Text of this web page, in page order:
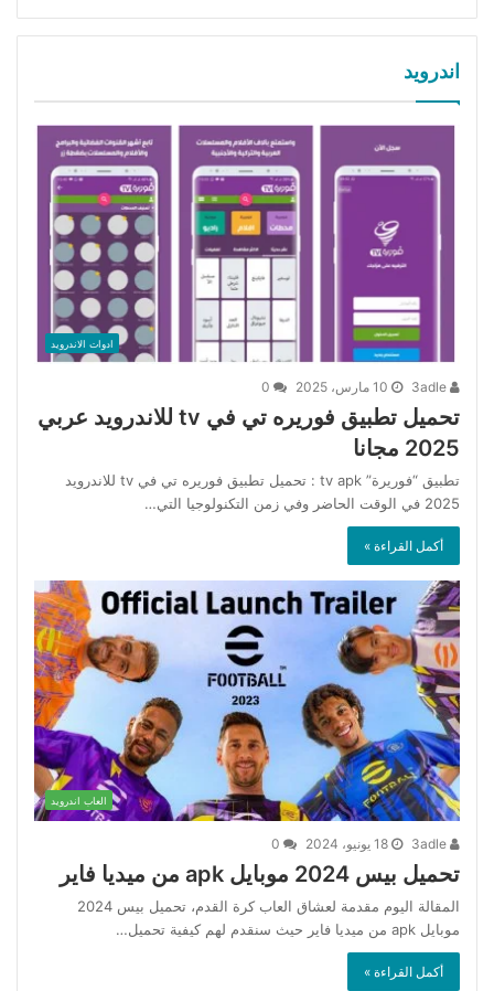
اندرويد
ادوات الاندرويد
10 مارس، 2025
تحميل تطبيق فوريره تي في tv للاندرويد عربي
2025 مجانا
تطبيق “فوريرة” tv apk : تحميل تطبيق فوريره تي في tv للاندرويد
2025 في الوقت الحاضر وفي زمن التكنولوجيا التي…
أكمل القراءة »
العاب اندرويد
18 يونيو، 2024
تحميل بيس 2024 موبايل apk من ميديا فاير
المقالة اليوم مقدمة لعشاق العاب كرة القدم، تحميل بيس 2024
موبايل apk من ميديا فاير حيث سنقدم لهم كيفية تحميل…
أكمل القراءة »